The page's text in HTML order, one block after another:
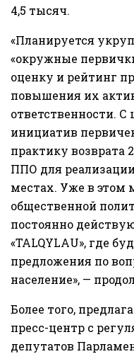
4,5 тысяч.
«Планируется
«окружные
оценку и рейтинг
повышения их
ответственности.
инициатив
практику возврата
ППО для
местах. Уже в этом
общественной
постоянно
«TALQYLAU», где
предложения по
население», —
Более того,
пресс-центр с
депутатов